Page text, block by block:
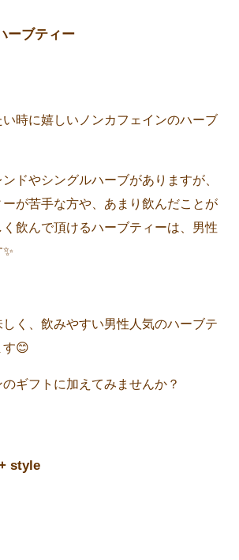
ーブティー
時に嬉しいノンカフェインのハーブ
ドやシングルハーブがありますが、
が苦手な方や、あまり飲んだことが
飲んで頂けるハーブティーは、男性
く、飲みやすい男性人気のハーブテ
す😊
ギフトに加えてみませんか？
style